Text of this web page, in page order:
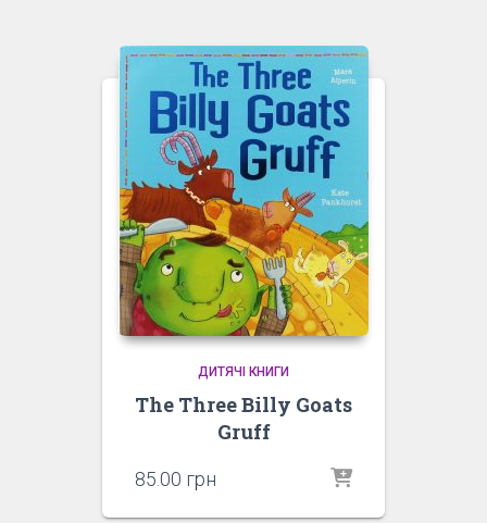
ДИТЯЧІ КНИГИ
The Three Billy Goats
Gruff
85.00 грн